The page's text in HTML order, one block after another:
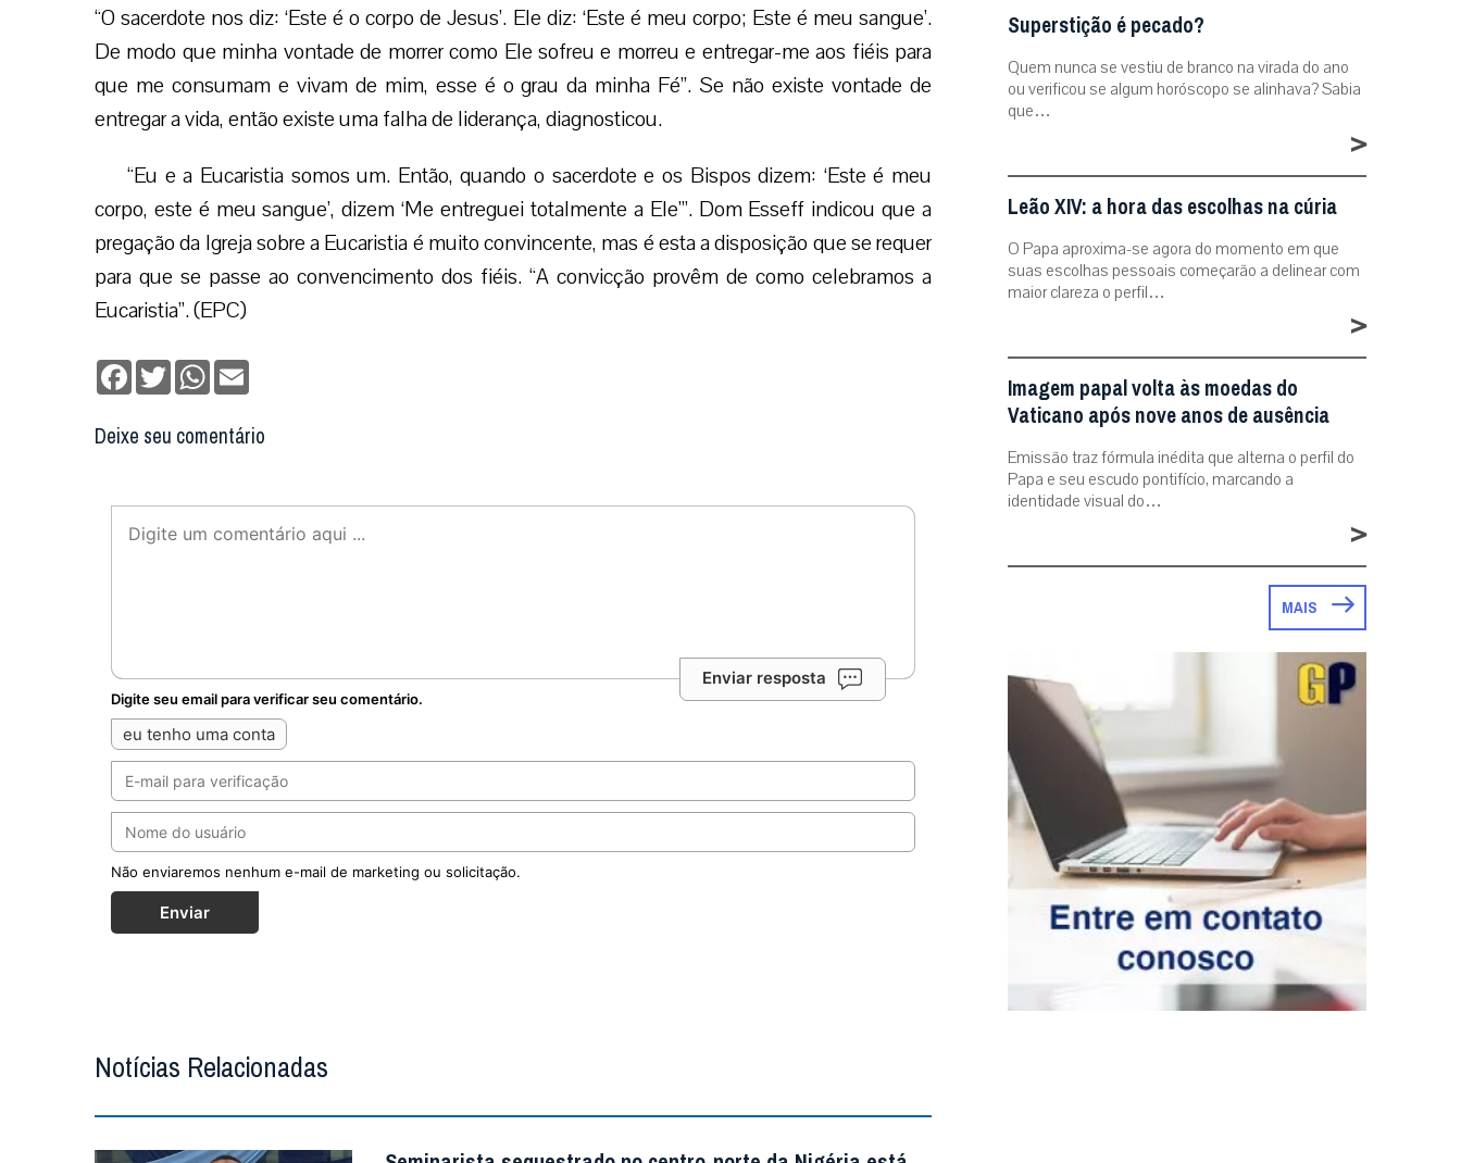
“O sacerdote nos diz: ‘Este é o corpo de Jesus’. Ele diz: ‘Este é meu corpo; Este é meu sangue’.
De modo que minha vontade de morrer como Ele sofreu e morreu e entregar-me aos fiéis para
que me consumam e vivam de mim, esse é o grau da minha Fé”. Se não existe vontade de
entregar a vida, então existe uma falha de liderança, diagnosticou.
“Eu e a Eucaristia somos um. Então, quando o sacerdote e os Bispos dizem: ‘Este é meu
corpo, este é meu sangue’, dizem ‘Me entreguei totalmente a Ele'”. Dom Esseff indicou que a
pregação da Igreja sobre a Eucaristia é muito convincente, mas é esta a disposição que se requer
para que se passe ao convencimento dos fiéis. “A convicção provêm de como celebramos a
Eucaristia”. (EPC)
Facebook
TwitterWhatsApp
Deixe seu comentário
Enviar resposta
Digite seu email para verificar seu comentário.
eu tenho uma conta
Não enviaremos nenhum e-mail de marketing ou solicitação.
Enviar
Notícias Relacionadas
Superstição é pecado?
Quem nunca se vestiu de branco na virada do ano
ou verificou se algum horóscopo se alinhava? Sabia
que…
>
Leão XIV: a hora das escolhas na cúria
O Papa aproxima-se agora do momento em que
suas escolhas pessoais começarão a delinear com
maior clareza o perfil…
>
Imagem papal volta às moedas do
Vaticano após nove anos de ausência
Emissão traz fórmula inédita que alterna o perfil do
Papa e seu escudo pontifício, marcando a
identidade visual do…
>
MAIS